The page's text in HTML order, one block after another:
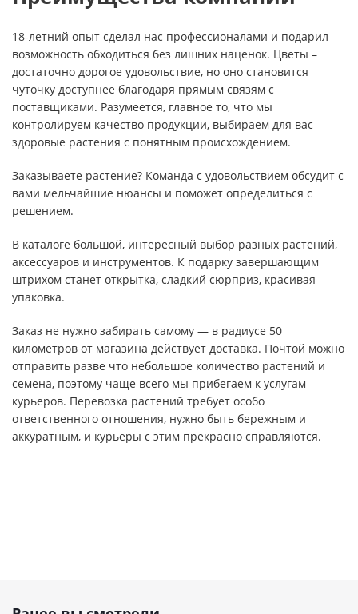
18-летний опыт сделал нас профессионалами и подарил
возможность обходиться без лишних наценок. Цветы –
достаточно дорогое удовольствие, но оно становится
чуточку доступнее благодаря прямым связям с
поставщиками. Разумеется, главное то, что мы
контролируем качество продукции, выбираем для вас
здоровые растения с понятным происхождением.
Заказываете растение? Команда с удовольствием обсудит с
вами мельчайшие нюансы и поможет определиться с
решением.
В каталоге большой, интересный выбор разных растений,
аксессуаров и инструментов. К подарку завершающим
штрихом станет открытка, сладкий сюрприз, красивая
упаковка.
Заказ не нужно забирать самому — в радиусе 50
километров от магазина действует доставка. Почтой можно
отправить разве что небольшое количество растений и
семена, поэтому чаще всего мы прибегаем к услугам
курьеров. Перевозка растений требует особо
ответственного отношения, нужно быть бережным и
аккуратным, и курьеры с этим прекрасно справляются.